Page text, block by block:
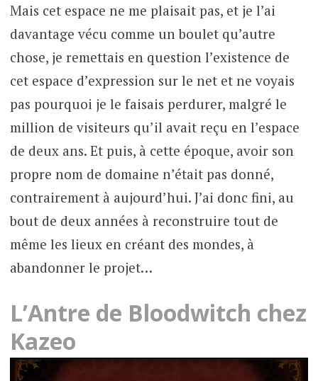
Mais cet espace ne me plaisait pas, et je l’ai
davantage vécu comme un boulet qu’autre
chose, je remettais en question l’existence de
cet espace d’expression sur le net et ne voyais
pas pourquoi je le faisais perdurer, malgré le
million de visiteurs qu’il avait reçu en l’espace
de deux ans. Et puis, à cette époque, avoir son
propre nom de domaine n’était pas donné,
contrairement à aujourd’hui. J’ai donc fini, au
bout de deux années à reconstruire tout de
même les lieux en créant des mondes, à
abandonner le projet…
L’Antre de Bloodwitch chez
Kazeo